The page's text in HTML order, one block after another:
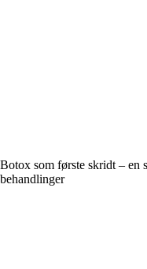
Botox som første skridt – en
behandlinger